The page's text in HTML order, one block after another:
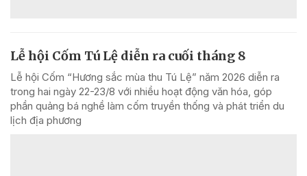
Lễ hội Cốm Tú Lệ diễn ra cuối tháng 8
Lễ hội Cốm “Hương sắc mùa thu Tú Lệ” năm 2026 diễn ra
trong hai ngày 22-23/8 với nhiều hoạt động văn hóa, góp
phần quảng bá nghề làm cốm truyền thống và phát triển du
lịch địa phương